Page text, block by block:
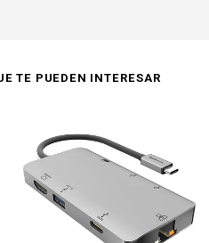
TE PUEDEN INTERESAR